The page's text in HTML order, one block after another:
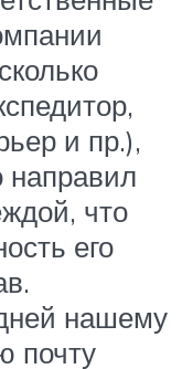
и пр.),
направил
что
его
нашему
почту